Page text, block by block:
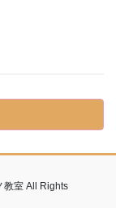
教室 All Rights